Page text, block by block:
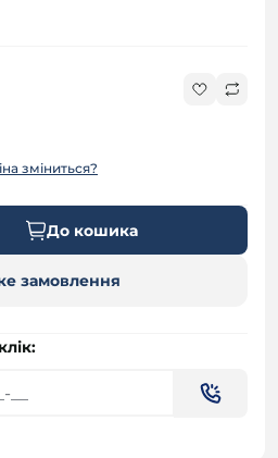
зміниться?
До кошика
замовлення